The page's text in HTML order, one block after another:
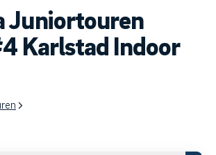
Juniortouren
Karlstad Indoor